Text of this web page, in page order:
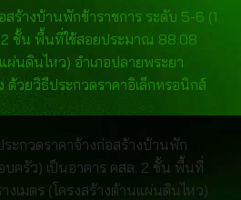
สร้างบ้านพักข้าราชการ ระดับ 5-6 (1
2 ชั้น พื้นที่ใช้สอยประมาณ 88.08
ผ่นดินไหว) อำเภอปลายพระยา
วยวิธีประกวดราคาอิเล็กทรอนิกส์
ะกวดราคาจ้างก่อสร้างบ้านพัก
บครัว) เป็นอาคาร คสล. 2 ชั้น พื้นที่
เมตร (โครงสร้างต้านแผ่นดินไหว)